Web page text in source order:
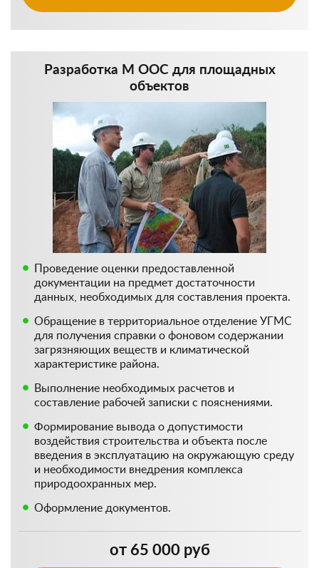
Разработка М ООС для площадных
объектов
Проведение оценки предоставленной
документации на предмет достаточности
данных, необходимых для составления проекта.
Обращение в территориальное отделение УГМС
для получения справки о фоновом содержании
загрязняющих веществ и климатической
характеристике района.
Выполнение необходимых расчетов и
составление рабочей записки с пояснениями.
Формирование вывода о допустимости
воздействия строительства и объекта после
введения в эксплуатацию на окружающую среду
и необходимости внедрения комплекса
природоохранных мер.
Оформление документов.
от 65 000 руб